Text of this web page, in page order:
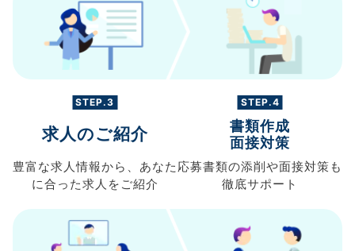
STEP.3
求人のご紹介
豊富な求人情報から、 あなた
に合った求人を ご紹介
STEP.4
書類作成
面接対策
応募書類の添削や面接対策も
徹底サポート